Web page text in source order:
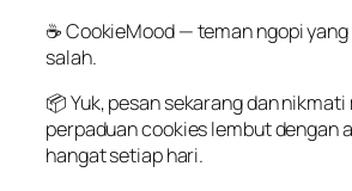
☕CookieMood—temanngopiyang
salah.
📦Yuk,pesansekarangdannikmati
perpaduancookieslembutdengan
hangatsetiaphari.